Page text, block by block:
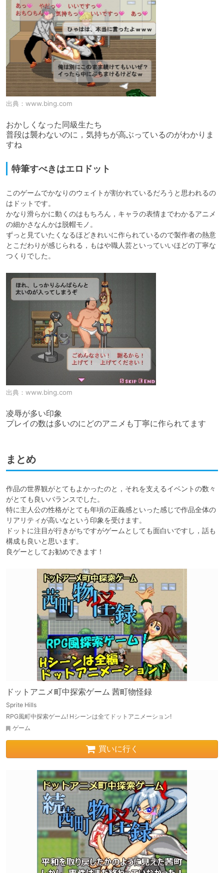
出典： www.bing.com
おかしくなった同級生たち
普段は襲わないのに，気持ちが高ぶっているのがわかりま
特筆すべきはエロドット
このゲームでかなりのウェイトが割かれているだろうと思われるの
はドットです。
かなり滑らかに動くのはもちろん，キャラの表情までわかるアニメ
の細かさなんかは脱帽モノ。
ずっと見ていたくなるほどきれいに作られているので製作者の熱意
とこだわりが感じられる，もはや職人芸といっていいほどの丁寧な
つくりでした。
出典： www.bing.com
凌辱が多い印象
プレイの数は多いのにどのアニメも丁寧に作られてます
まとめ
作品の世界観がとてもよかったのと，それを支えるイベントの数々
がとても良いバランスでした。
特に主人公の性格がとても年頃の正義感といった感じで作品全体の
リアリティが高いなという印象を受けます。
ドットに注目が行きがちですがゲームとしても面白いですし，話も
構成も良いと思います。
良ゲーとしてお勧めできます！
ドットアニメ町中探索ゲーム 茜町物怪録
Sprite Hills
RPG風町中探索ゲーム! Hシーンは全てドットアニメーション!
ゲーム
買いに行く